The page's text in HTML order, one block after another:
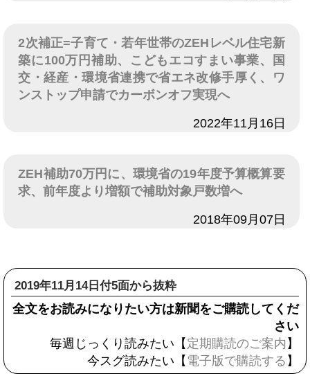
2次補正=子育て・若年世帯のZEHレベル住宅新
築に100万円補助、こどもエコすまい事業、国
交・経産・環境省連携で省エネ改修手厚く、ワ
ンストップ申請でカーボンオフ実現へ
2022年11月16日
ZEH補助70万円に、環境省の19年度予算概算要
求、前年度より増額で補助対象戸数増へ
2018年09月07日
2019年11月14日付5面から抜粋
全文をお読みになりたい方は新聞をご購読してくだ
さい
毎週じっくり読みたい【 定期購読のご案内 】
今スグ読みたい【 電子版で購読する 】